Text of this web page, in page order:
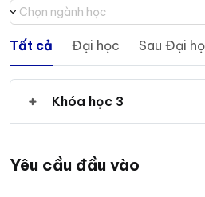
Chọn ngành học
Tất cả Đại học Sau Đại
Khóa học 3
Yêu cầu đầu vào